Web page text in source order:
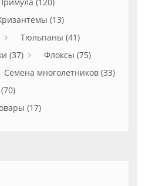
(13)
Тюльпаны (41)
(37)
Флоксы (75)
Семена многолетников (33)
(17)